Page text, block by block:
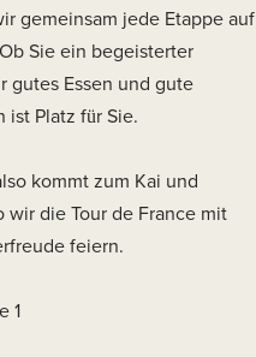
gemeinsam jede Etappe auf
Sie ein begeisterter
gutes Essen und gute
ist Platz für Sie.
kommt zum Kai und
die Tour de France mit
feiern.
1